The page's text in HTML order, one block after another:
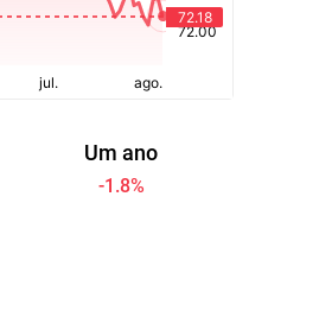
Um ano
-1.8%